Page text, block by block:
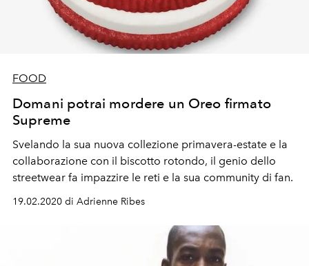
FOOD
Domani potrai mordere un Oreo firmato
Supreme
Svelando la sua nuova collezione primavera-estate e la
collaborazione con il biscotto rotondo, il genio dello
streetwear fa impazzire le reti e la sua community di fan.
19.02.2020 di Adrienne Ribes